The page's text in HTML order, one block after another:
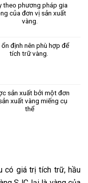
theo phương pháp gia
của đơn vị sản xuất
vàng.
ổn định nên phù hợp để
tích trữ vàng.
sản xuất bởi một đơn
xuất vàng miếng cụ
thể
có giá trị tích trữ, hầu